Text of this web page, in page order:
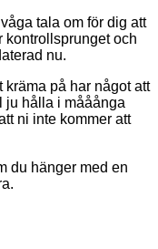
tala om för dig att
kontrollsprunget och
nu.
kräma på har något att
ju hålla i mååånga
ni inte kommer att
du hänger med en